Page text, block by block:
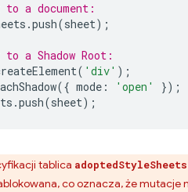
a document:
.push(sheet);
a Shadow Root:
( 'div' );
({ mode : 'open'
});
.push(sheet);
tablica adoptedStyleSheets
co oznacza, że mutacje